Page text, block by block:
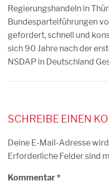
Regierungshandeln in
Bundesparteiführungen
gefordert, schnell und
sich 90 Jahre nach der
NSDAP in Deutschland
SCHREIBE EINEN
Deine E-Mail-Adresse
Erforderliche Felder sind
Kommentar*